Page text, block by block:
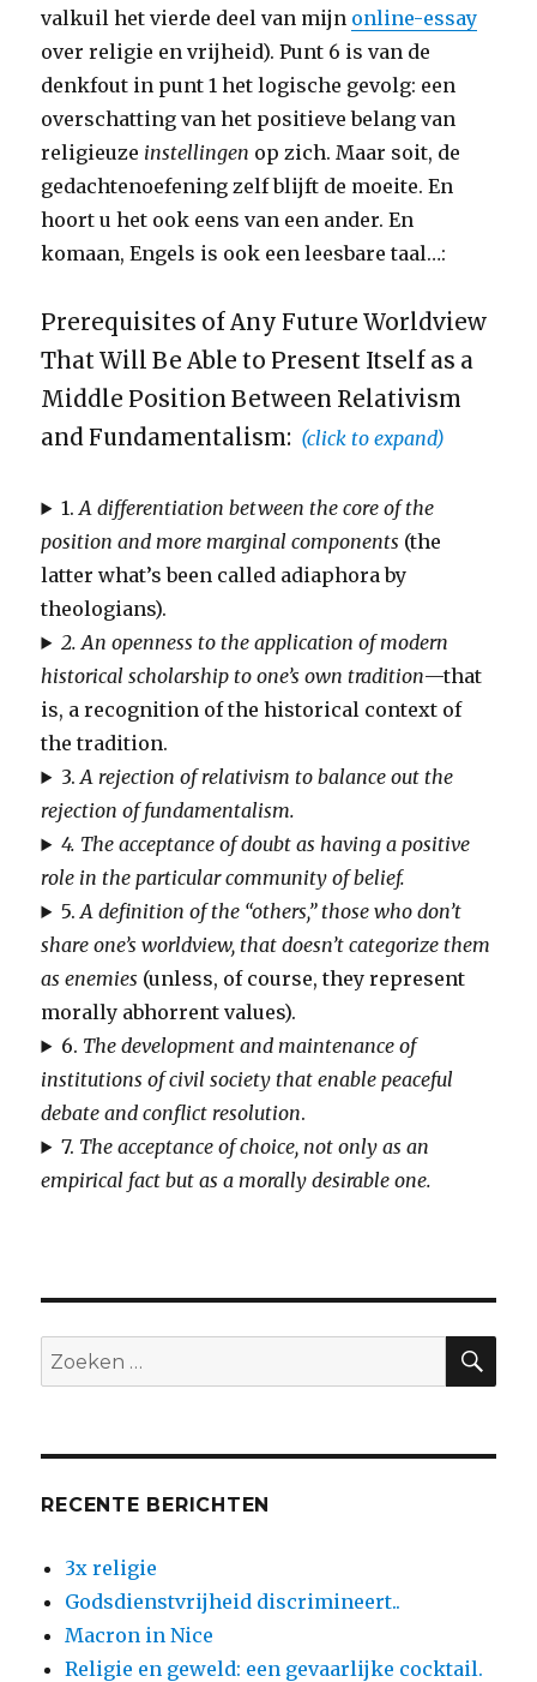
valkuil het vierde deel van mijn online-essay
over religie en vrijheid). Punt 6 is van de
denkfout in punt 1 het logische gevolg: een
overschatting van het positieve belang van
religieuze instellingen op zich. Maar soit, de
gedachtenoefening zelf blijft de moeite. En
hoort u het ook eens van een ander. En
komaan, Engels is ook een leesbare taal…:
Prerequisites of Any Future Worldview
That Will Be Able to Present Itself as a
Middle Position Between Relativism
and Fundamentalism: (click to expand)
1.A differentiation between the core of the
position and more marginal components (the
latter what’s been called adiaphora by
theologians).
2. An openness to the application of modern
historical scholarship to one’s own tradition—that
is, a recognition of the historical context of
the tradition.
3.A rejection of relativism to balance out the
rejection of fundamentalism.
4. The acceptance of doubt as having a positive
role in the particular community of belief.
5.A definition of the “others,” those who don’t
share one’s worldview, that doesn’t categorize them
as enemies (unless, of course, they represent
morally abhorrent values).
6. The development and maintenance of
institutions of civil society that enable peaceful
debate and conflict resolution.
7. The acceptance of choice, not only as an
empirical fact but as a morally desirable one.
Zoeken
naar:
RECENTE BERICHTEN
3x religie
Godsdienstvrijheid discrimineert..
Macron in Nice
Religie en geweld: een gevaarlijke cocktail.